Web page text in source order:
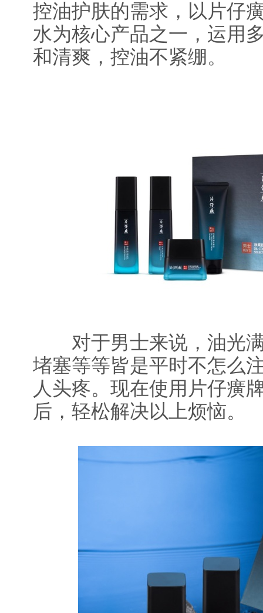
控油护肤的需求，以片仔
水为核心产品之一，运用
和清爽，控油不紧绷。
对于男士来说，油光满
堵塞等等皆是平时不怎么
人头疼。现在使用片仔癀
后，轻松解决以上烦恼。